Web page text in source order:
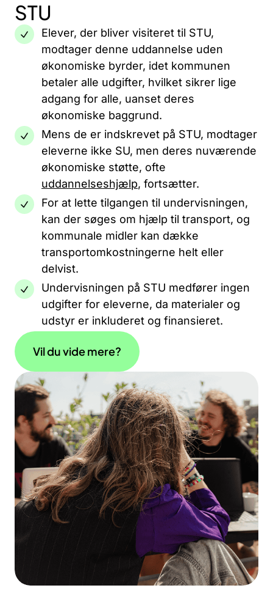
STU
Elever, der bliver visiteret til STU,
modtager denne uddannelse uden
økonomiske byrder, idet kommunen
betaler alle udgifter, hvilket sikrer lige
adgang for alle, uanset deres
økonomiske baggrund.
Mens de er indskrevet på STU, modtager
eleverne ikke SU, men deres nuværende
økonomiske støtte, ofte
uddannelseshjælp, fortsætter.
For at lette tilgangen til undervisningen,
kan der søges om hjælp til transport, og
kommunale midler kan dække
transportomkostningerne helt eller
delvist.
Undervisningen på STU medfører ingen
udgifter for eleverne, da materialer og
udstyr er inkluderet og finansieret.
Vil du vide mere?